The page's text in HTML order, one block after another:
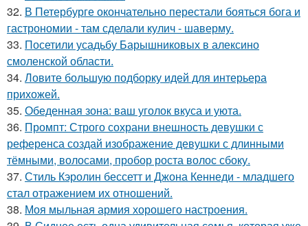
32. В Петербурге окончательно перестали бояться бога и
гастрономии - там сделали кулич - шаверму.
33. Посетили усадьбу Барышниковых в алексино
смоленской области.
34. Ловите большую подборку идей для интерьера
прихожей.
35. Обеденная зона: ваш уголок вкуса и уюта.
36. Промпт: Строго сохрани внешность девушки с
референса создай изображение девушки с длинными
тёмными, волосами, пробор роста волос сбоку.
37. Стиль Кэролин бессетт и Джона Кеннеди - младшего
стал отражением их отношений.
38. Моя мыльная армия хорошего настроения.